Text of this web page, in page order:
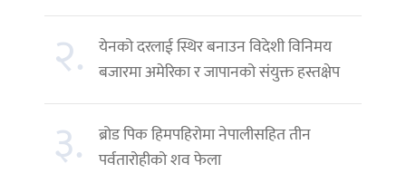
२. येनको दरलाई स्थिर बनाउन विदेशी विनिमय
बजारमा अमेरिका र जापानको संयुक्त हस्तक्षेप
३.
ब्रोड पिक हिमपहिरोमा नेपालीसहित तीन
पर्वतारोहीको शव फेला